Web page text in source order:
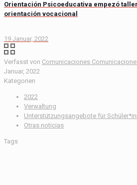
Orientación Psicoeducativa empezó
orientación vocacional
19 Januar, 2022
Verfasst von Comunicaciones
Januar, 2022
Kategorien
2022
Verwaltung
Unterstützungsangebote für
Otras noticias
Tags